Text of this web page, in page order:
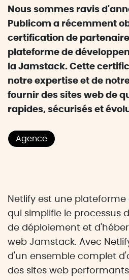
Nous sommes ravis
Publicom a récemment
certification de
plateforme de
la Jamstack. Cette
notre expertise et de
fournir des sites web de
rapides, sécurisés et
Agence
Netlify est une
qui simplifie le processus
de déploiement et
web Jamstack. Avec
d'un ensemble complet
des sites web